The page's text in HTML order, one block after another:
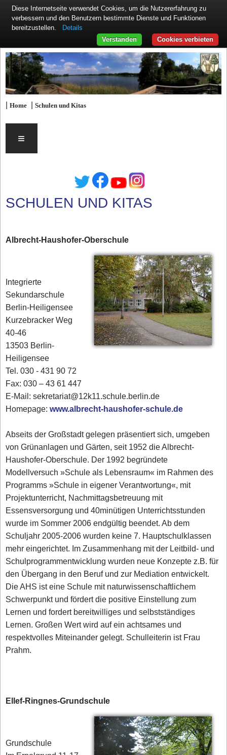
|Home |Schulen und Kitas
≡
SCHULEN UND KITAS
Albrecht-Haushofer-Oberschule
Integrierte
Sekundarschule
Berlin-Heiligensee
Kurzebracker Weg
40-46
13503 Berlin-
Heiligensee
Tel. 030 - 431 90 72‎
Fax: 030 – 43 61 447
E-Mail: sekretariat@12k11.schule.berlin.de
Homepage:www.albrecht-haushofer-schule.de
Abseits der Großstadt gelegen präsentiert sich, umgeben
von Grünanlagen und Gärten, seit 1952 die Albrecht-
Haushofer-Oberschule. Der 1992 begründete
Modellversuch »Schule als Lebensraum« im Rahmen des
Programms »Schule in eigener Verantwortung«, mit
Projektunterricht, Nachmittagsbetreuung mit
Essensversorgung und 40minütigen Unterrichtsstunden
wurde im Sommer 2006 endgültig beendet. Ab dem
Schuljahr 2005-2006 wurden keine 7. Hauptschulklassen
mehr eingerichtet. Im Zusammenhang mit der Leitbild- und
Schulprogrammentwicklung wurden neue Konzepte z.B. für
den Übergang in den Beruf und zur Mediation entwickelt.
Die AHS ist eine Schule mit naturwissenschaftlichem
Schwerpunkt und fördert die positive Einstellung zum
Lernen und fordert bereitwilliges und selbstständiges
Lernen. Großen Wert wird auf ein achtsames und
respektvolles Miteinander gelegt. Schulleiterin ist Frau
Prahm.
Ellef-Ringnes-Grundschule
Grundschule
Diese Internetseite verwendet Cookies, um die Nutzererfahrung zu
verbessern und den Benutzern bestimmte Dienste und Funktionen
bereitzustellen.
Details
Cookies verbieten
Verstanden